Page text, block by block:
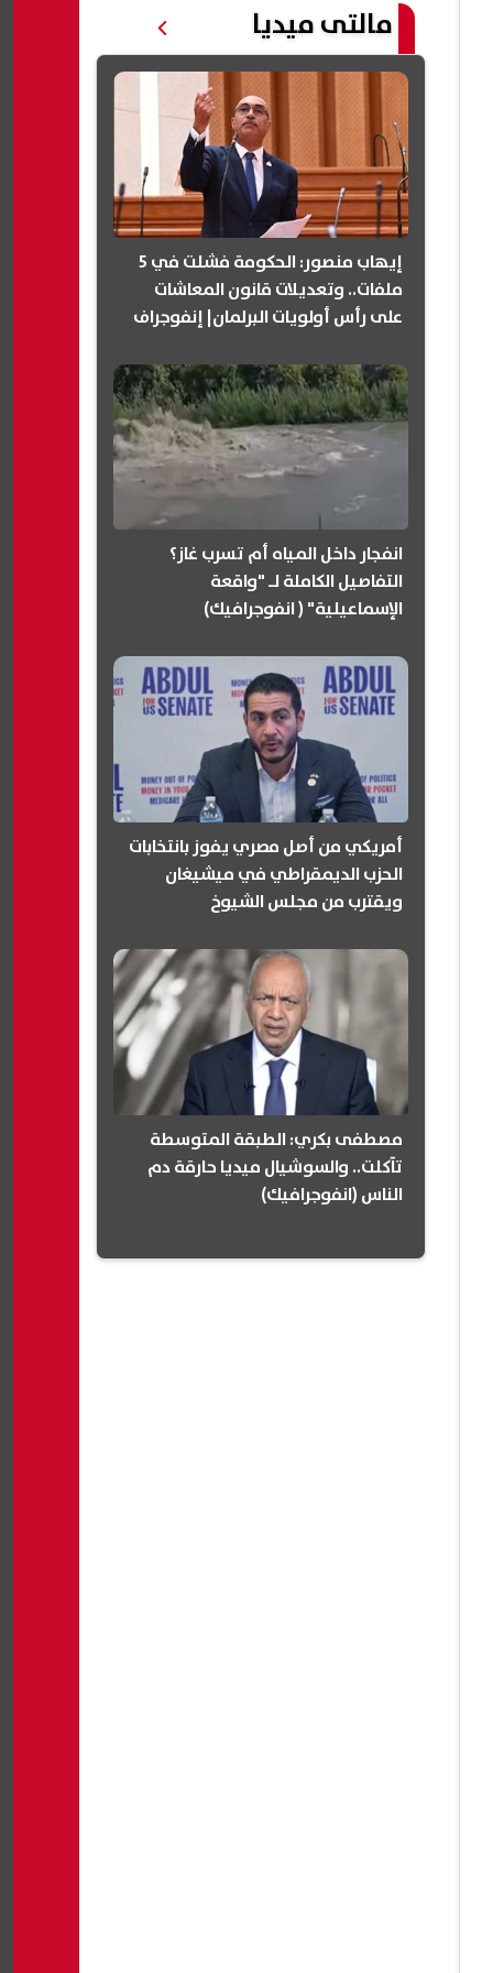
مالتى ميديا
إيهاب منصور: الحكومة فشلت في 5
ملفات.. وتعديلات قانون المعاشات
على رأس أولويات البرلمان| إنفوجراف
انفجار داخل المياه أم تسرب غاز؟
التفاصيل الكاملة لـ "واقعة
الإسماعيلية" ( انفوجرافيك)
أمريكي من أصل مصري يفوز بانتخابات
الحزب الديمقراطي في ميشيغان
ويقترب من مجلس الشيوخ
مصطفى بكري: الطبقة المتوسطة
تآكلت.. والسوشيال ميديا حارقة دم
الناس (انفوجرافيك)